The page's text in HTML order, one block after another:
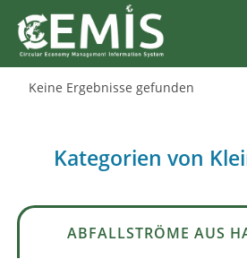
Keine Ergebnisse gefunden
Kategorien von
ABFALLSTRÖME AUS